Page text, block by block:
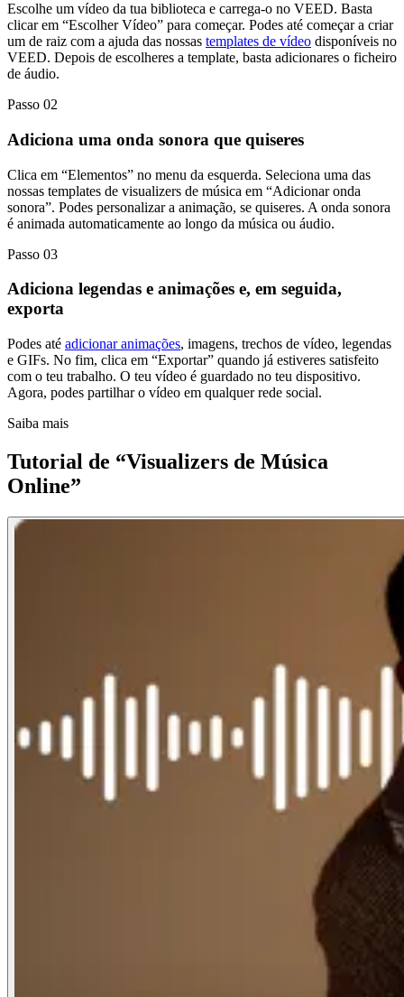
Escolhe um vídeo da tua biblioteca e carrega-o no VEED. Basta
clicar em “Escolher Vídeo” para começar. Podes até começar a criar
um de raiz com a ajuda das nossas templates de vídeo disponíveis no
VEED. Depois de escolheres a template, basta adicionares o ficheiro
de áudio.
Passo 02
Adiciona uma onda sonora que quiseres
Clica em “Elementos” no menu da esquerda. Seleciona uma das
nossas templates de visualizers de música em “Adicionar onda
sonora”. Podes personalizar a animação, se quiseres. A onda sonora
é animada automaticamente ao longo da música ou áudio.
Passo 03
Adiciona legendas e animações e, em seguida,
exporta
Podes até adicionar animações, imagens, trechos de vídeo, legendas
e GIFs. No fim, clica em “Exportar” quando já estiveres satisfeito
com o teu trabalho. O teu vídeo é guardado no teu dispositivo.
Agora, podes partilhar o vídeo em qualquer rede social.
Saiba mais
Tutorial de “Visualizers de Música
Online”